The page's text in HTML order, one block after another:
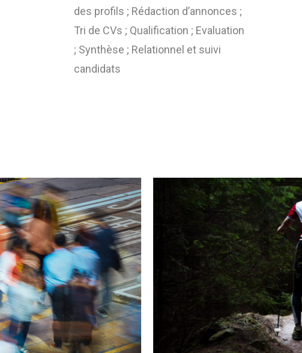
des profils ; Rédaction d’annonces ;
Tri de CVs ; Qualification ; Evaluation
; Synthèse ; Relationnel et suivi
candidats